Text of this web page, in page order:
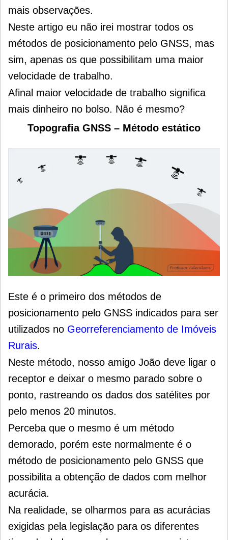
mais observações.
Neste artigo eu não irei mostrar todos os
métodos de posicionamento pelo GNSS, mas
sim, apenas os que possibilitam uma maior
velocidade de trabalho.
Afinal maior velocidade de trabalho significa
mais dinheiro no bolso. Não é mesmo?
Topografia GNSS – Método estático
Este é o primeiro dos métodos de
posicionamento pelo GNSS indicados para ser
utilizados no Georreferenciamento de Imóveis
Rurais.
Neste método, nosso amigo João deve ligar o
receptor e deixar o mesmo parado sobre o
ponto, rastreando os dados dos satélites por
pelo menos 20 minutos.
Perceba que o mesmo é um método
demorado, porém este normalmente é o
método de posicionamento pelo GNSS que
possibilita a obtenção de dados com melhor
acurácia.
Na realidade, se olharmos para as acurácias
exigidas pela legislação para os diferentes